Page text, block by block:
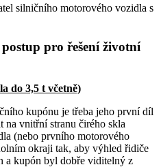
silničního motorového vozidla s
pro řešení životní
do 3,5 t včetně)
kupónu je třeba jeho první díl
na vnitřní stranu čirého skla
(nebo prvního motorového
okraji tak, aby výhled řidiče
a kupón byl dobře viditelný z